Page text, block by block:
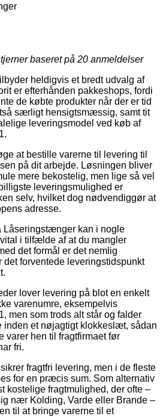
baseret på 20 anmeldelser
heldigvis et bredt udvalg af
er efterhånden pakkeshops, fordi
de købte produkter når der er tid
særligt hensigtsmæssig, samt tit
leveringsmodel ved køb af
at bestille varerne til levering til
på dit arbejde. Løsningen bliver
mere bekostelig, men lige så vel
leveringsmulighed er
selv, hvilket dog nødvendiggør at
adresse.
Låseringstænger kan i nogle
i tilfælde af at du mangler
det formål er det nemlig
forventede leveringstidspunkt
lover levering på blot en enkelt
varenumre, eksempelvis
men som trods alt står og falder
inden et nøjagtigt klokkeslæt, sådan
varer hen til fragtfirmaet før
fri.
fragtfri levering, men i de fleste
for en præcis sum. Som alternativ
kostelige fragtmulighed, der ofte –
nær Kolding, Varde eller Brande –
til at bringe varerne til et